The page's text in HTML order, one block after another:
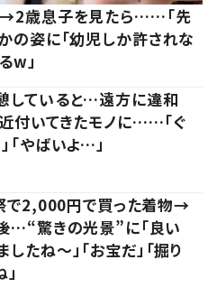
歳息子を見たら……「先
の姿に「幼児しか許されな
w」
していると…遠方に違和
近付いてきたモノに……「ぐ
「やばいよ…」
で2,000円で買った着物→
…“驚きの光景”に「良い
たね～」「お宝だ」「掘り